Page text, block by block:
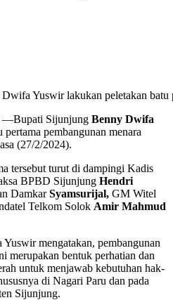
Yuswir lakukan peletakan
—Bupati Sijunjung Benny Dwifa
pembangunan menara
(27/2/2024).
tersebut turut di dampingi Kadis
BPBD Sijunjung Hendri
DamkarSyamsurijal, GM Witel
Telkom Solok Amir Mahmud
mengatakan, pembangunan
merupakan bentuk perhatian dan
untuk menjawab kebutuhan hak-
di Nagari Paru dan pada
Sijunjung.